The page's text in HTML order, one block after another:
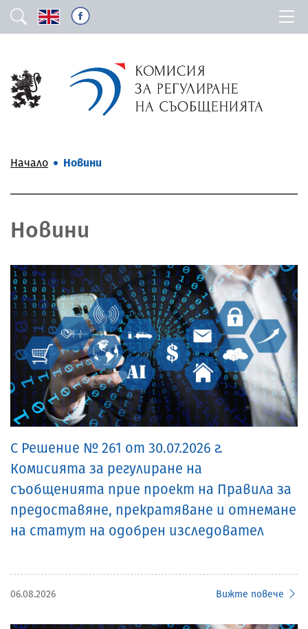
Начало Новини
Новини
С Решение № 261 от 30.07.2026 г.
Комисията за регулиране на
съобщенията прие проект на Правила за
предоставяне, прекратяване и отнемане
на статут на одобрен изследовател
06.08.2026 Вижте повече